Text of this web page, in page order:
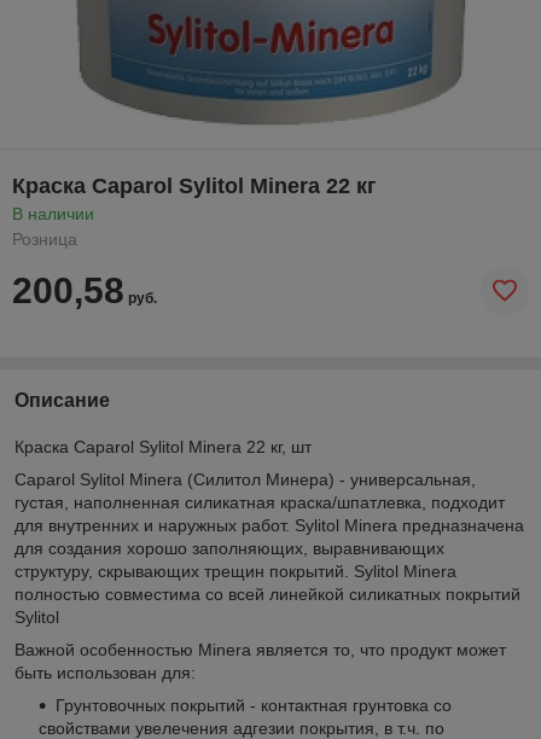
Краска Caparol Sylitol Minera 22 кг
В наличии
Розница
200,58 руб.
Описание
Краска Caparol Sylitol Minera 22 кг, шт
Caparol Sylitol Minera (Силитол Минера) - универсальная,
густая, наполненная силикатная краска/шпатлевка, подходит
для внутренних и наружных работ. Sylitol Minera предназначена
для создания хорошо заполняющих, выравнивающих
структуру, скрывающих трещин покрытий. Sylitol Minera
полностью совместима со всей линейкой силикатных покрытий
Sylitol
Важной особенностью Minera является то, что продукт может
быть использован для:
Грунтовочных покрытий - контактная грунтовка со
свойствами увелечения адгезии покрытия, в т.ч. по